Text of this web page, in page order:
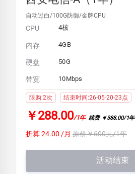
自动过白/100G防御/金牌CPU
CPU 4核
内存 4GB
硬盘 50G
带宽 10Mbps
限购:2次 结束时间:26-05-20-23点
￥288.00/1年 续费 ￥388.00/1年
折算 24.00 /月 原价￥600元/1年
活动结束